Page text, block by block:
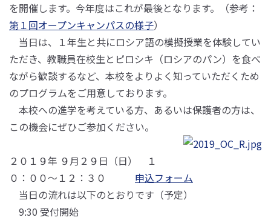
を開催します。今年度はこれが最後となります。（参考：
第１回オープンキャンパスの様子）
当日は、１年生と共にロシア語の模擬授業を体験してい
ただき、教職員在校生とピロシキ（ロシアのパン）を食べ
ながら歓談するなど、本校をよりよく知っていただくため
のプログラムをご用意しております。
本校への進学を考えている方、あるいは保護者の方は、
この機会にぜひご参加ください。
２０１９年 ９月２９日（日） １
０：００～１２：３０ 申込フォーム
当日の流れは以下のとおりです（予定）
9:30 受付開始